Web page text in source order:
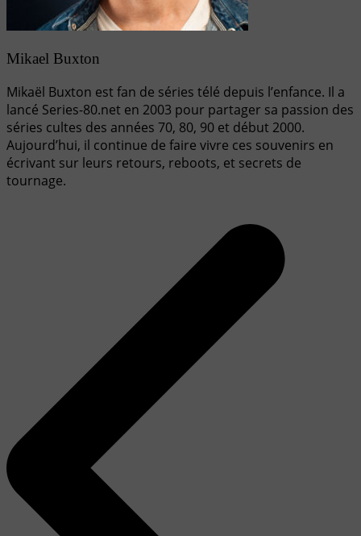
Mikael Buxton
Mikaël Buxton est fan de séries télé depuis l’enfance. Il a
lancé Series-80.net en 2003 pour partager sa passion des
séries cultes des années 70, 80, 90 et début 2000.
Aujourd’hui, il continue de faire vivre ces souvenirs en
écrivant sur leurs retours, reboots, et secrets de
tournage.